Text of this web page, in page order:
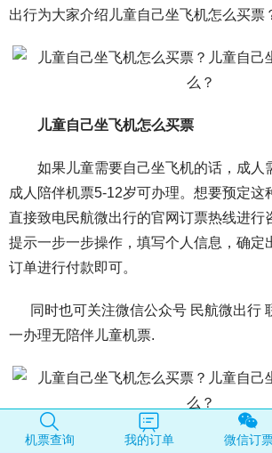
出行为大家介绍儿童自己坐飞机怎么买票
儿童自己坐飞机怎么买票
如果儿童需要自己坐飞机的话，成人
成人陪伴机票5-12岁可办理。想要预定这
直接致电民航微出行的官网订票热线进行
提示一步一步操作，填写个人信息，确定
订单进行付款即可。
同时也可关注微信公众号 民航微出行
一办理无陪伴儿童机票.
儿童自己坐飞机需要注意什么
机票查询 我的订单 微信订